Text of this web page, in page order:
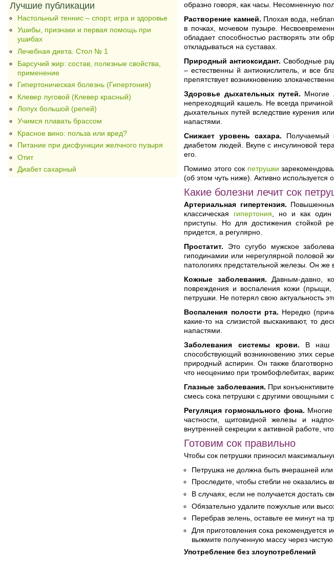
Лучшие публикации
Настольный теннис – спорт, игра и здоровье
Ушибы, признаки и первая помощь при
ушибах
Лечебная диета. Стол № 1
Барсучий жир: состав, полезные свойства,
применение
Гипертоническая болезнь (Гипертония)
Клевер луговой (Клевер красный)
Лопух большой (репей)
Учимся плавать брассом
Красное вино: польза или вред?
Питание при дисфункции желчного пузыря
Отит
Диабет сахарный
образно говоря, как часы. Несомненную
Растворение камней. Плохая вода,
в почках, мочевом пузыре.
обладает способностью растворять эти
откладываться на суставах.
Природный антиоксидант. Свободные
– естественны й антиокислитель, и все
препятствует возникновению
Здоровье дыхательных путей. Многие
непреходящий кашель. Не всегда
дыхательных путей вследствие курения
напастями.
Снижает уровень сахара. Получаемый
диабетом людей. Вкупе с инсулиновой
его.
Помимо этого сок петрушки
(об этом чуть ниже). Активно
Какие болезни лечит сок
Артериальная гипертензия.
классическая гипертония , но и как один
приступы. Но для достижения стойкой
придется, а регулярно.
Простатит. Это сугубо мужское
гиподинамии или нерегулярной половой
патологиях предстательной железы. Он
Кожные заболевания. Давным-давно,
повреждения и воспаления кожи
петрушки. Не потерял свою актуальность
Воспаления полости рта. Нередко
какие-то на слизистой выскакивают, то
напастями.
Заболевания системы крови. В наш
способствующий возникновению этих
природный аспирин. Он также
что неоценимо при тромбофлебитах,
Глазные заболевания. При
смесь сока петрушки с другими овощными
Регуляция гормонального фона. Многие
частности, щитовидной железы и
внутренней секреции к активной работе,
Готовим сок правильно
Чтобы сок петрушки приносил
Петрушка не должна быть вчерашней
Проследите, чтобы стебли не
В случаях, если не получается достать
Обязательно удалите пожухлые или
Перебрав зелень, оставьте ее минут на
Для приготовления сока рекомендуется
выжмите полученную массу через
Употребление без злоупотреблений